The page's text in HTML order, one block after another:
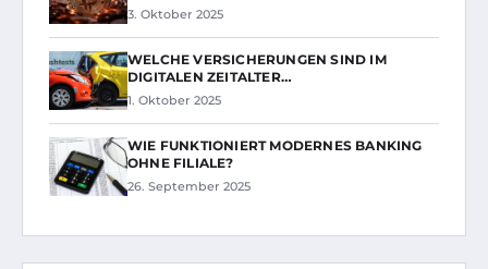
3. Oktober 2025
WELCHE VERSICHERUNGEN SIND IM
DIGITALEN ZEITALTER…
1. Oktober 2025
WIE FUNKTIONIERT MODERNES BANKING
OHNE FILIALE?
26. September 2025